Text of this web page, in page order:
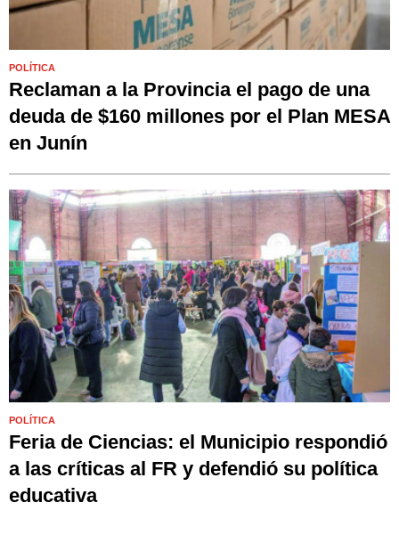
POLÍTICA
Reclaman a la Provincia el pago de una
deuda de $160 millones por el Plan MESA
en Junín
POLÍTICA
Feria de Ciencias: el Municipio respondió
a las críticas al FR y defendió su política
educativa